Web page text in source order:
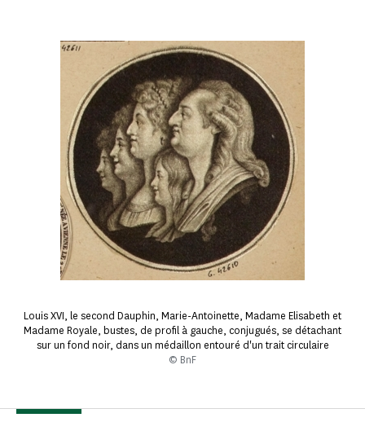
Louis XVI, le second Dauphin, Marie-Antoinette, Madame Elisabeth et
Madame Royale, bustes, de profil à gauche, conjugués, se détachant
sur un fond noir, dans un médaillon entouré d'un trait circulaire
© BnF